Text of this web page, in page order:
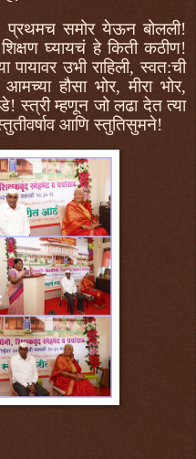
प्रथमच समोर येऊन बोलली!
घ्यायचं हे किती कठीण!
पायावर उभी राहिली, स्वत:ची
हौसा भोर, मीरा भोर,
स्त्री म्हणून जो लढा देत त्या
आणि स्तुतिसुमने!